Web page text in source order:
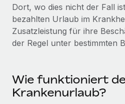
Hilfe von Expert:innen für
Background-Checks
Einfacheres
Lückenlose Compliance
Geräteverwaltung
FALLSTUDIEN
Weaviate auf einen Blick
Open-Source-Infrastrukturen.
Hol dir Unterstützung
Alle Ressourcen anzeigen
BLOG
Globale Payroll
Dort, wo dies nicht der Fall
bezahlten Urlaub im
Zusatzleistung für ihre
der Regel unter bestimmten
Wie funktioniert
Krankenurlaub?